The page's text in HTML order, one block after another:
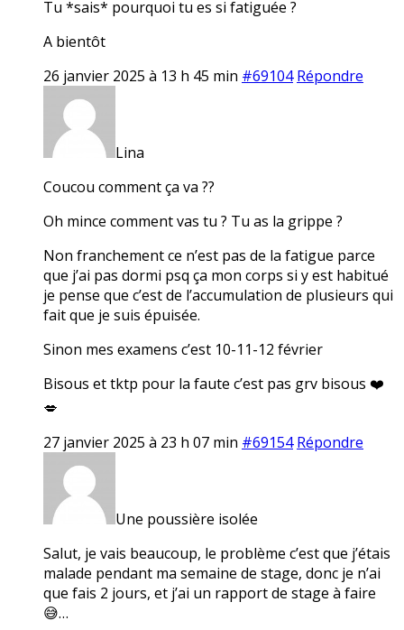
Tu *sais* pourquoi tu es si fatiguée ?
A bientôt
26 janvier 2025 à 13 h 45 min #69104 Répondre
Lina
Coucou comment ça va ??
Oh mince comment vas tu ? Tu as la grippe ?
Non franchement ce n’est pas de la fatigue parce
que j’ai pas dormi psq ça mon corps si y est habitué
je pense que c’est de l’accumulation de plusieurs qui
fait que je suis épuisée.
Sinon mes examens c’est 10-11-12 février
Bisous et tktp pour la faute c’est pas grv bisous ❤️
💋
27 janvier 2025 à 23 h 07 min #69154 Répondre
Une poussière isolée
Salut, je vais beaucoup, le problème c’est que j’étais
malade pendant ma semaine de stage, donc je n’ai
que fais 2 jours, et j’ai un rapport de stage à faire
😅…